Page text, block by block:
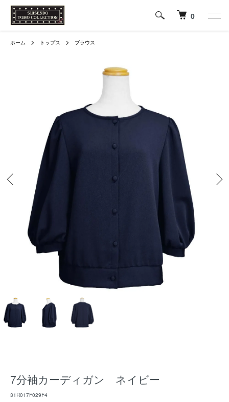
0
ホーム トップス ブラウス
7分袖カーディガン ネイビー
31R017F029F4